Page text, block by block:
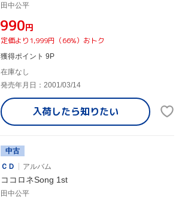
田中公平
¥990円
定価より1,999円（66%）おトク
獲得ポイント 9P
在庫なし
発売年月日：2001/03/14
入荷したら知りたい
中古
ＣＤ
アルバム
ココロネSong 1st
田中公平